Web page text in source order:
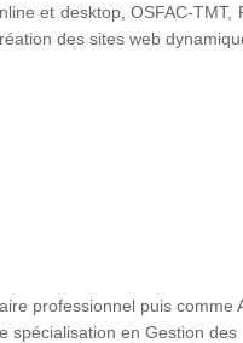
et desktop, OSFAC-TMT,
des sites web
professionnel puis comme
spécialisation en Gestion des